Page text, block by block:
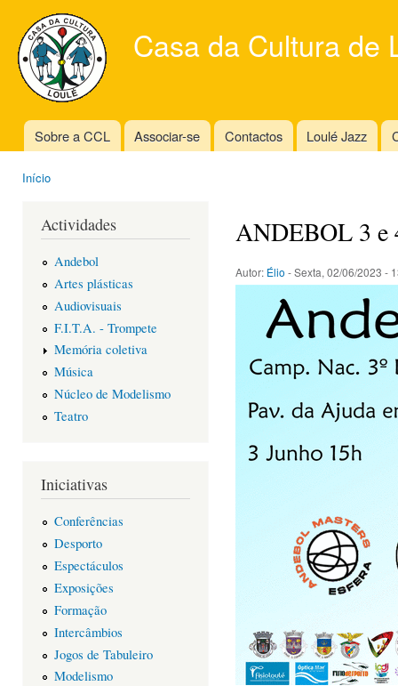
Casa da Cultura de
Main menu
Sobre a CCL Associar-se Contactos Loulé Jazz
Início
Actividades
Andebol
Artes plásticas
Audiovisuais
F.I.T.A. - Trompete
Memória coletiva
Música
Núcleo de Modelismo
Teatro
Iniciativas
Conferências
Desporto
Espectáculos
Exposições
Formação
Intercâmbios
Jogos de Tabuleiro
Modelismo
ANDEBOL 3 e
Autor: Élio - Sexta, 02/06/2023 -